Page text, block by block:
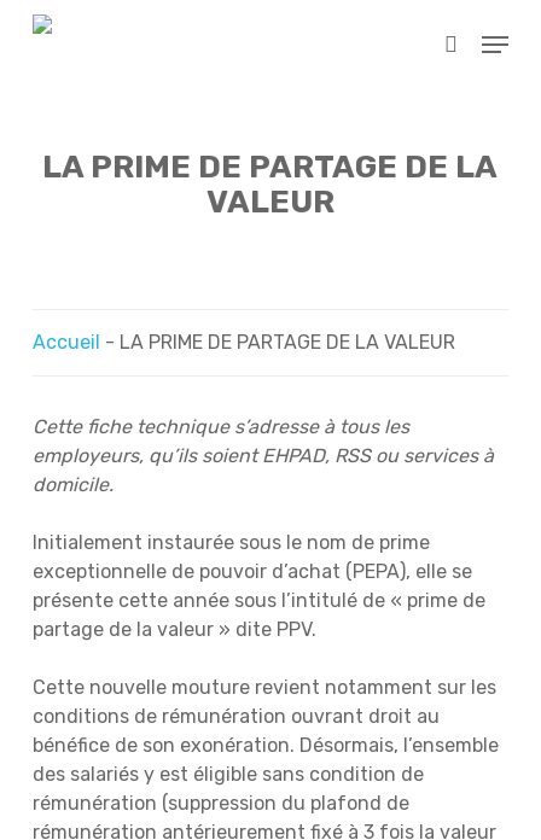
Skip
search
Menu
LA PRIME DE PARTAGE DE LA
VALEUR
Accueil - LA PRIME DE PARTAGE DE LA VALEUR
Cette fiche technique s’adresse à tous les
employeurs, qu’ils soient EHPAD, RSS ou services à
domicile.
Initialement instaurée sous le nom de prime
exceptionnelle de pouvoir d’achat (PEPA), elle se
présente cette année sous l’intitulé de « prime de
partage de la valeur » dite PPV.
Cette nouvelle mouture revient notamment sur les
conditions de rémunération ouvrant droit au
bénéfice de son exonération. Désormais, l’ensemble
des salariés y est éligible sans condition de
rémunération (suppression du plafond de
rémunération antérieurement fixé à 3 fois la valeur